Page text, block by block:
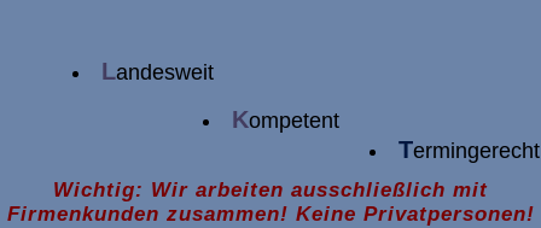
Landesweit
Kompetent
Termingerecht
Wichtig: Wir arbeiten ausschließlich mit
Firmenkunden zusammen! Keine Privatpersonen!